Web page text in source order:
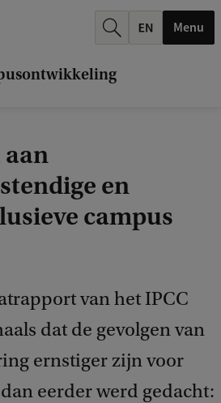
Menu
aan
en
campus
van het IPCC
dat de gevolgen van
ernstiger zijn voor
eerder werd gedacht: